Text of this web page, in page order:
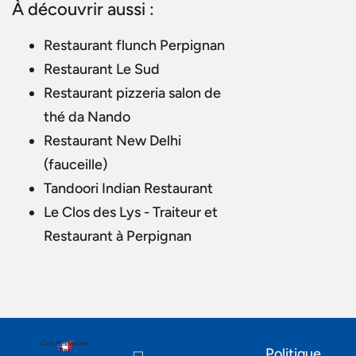
À découvrir aussi :
Restaurant flunch Perpignan
Restaurant Le Sud
Restaurant pizzeria salon de
thé da Nando
Restaurant New Delhi
(fauceille)
Tandoori Indian Restaurant
Le Clos des Lys - Traiteur et
Restaurant à Perpignan